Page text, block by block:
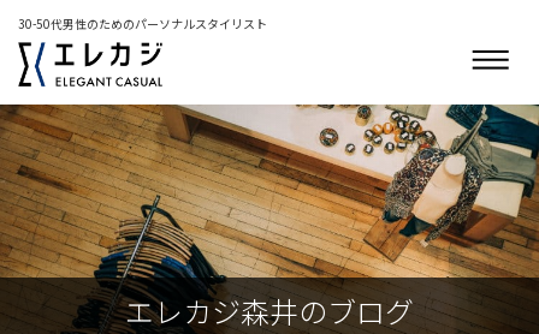
30-50代男性のためのパーソナルスタイリスト
エレカジ森井のブログ